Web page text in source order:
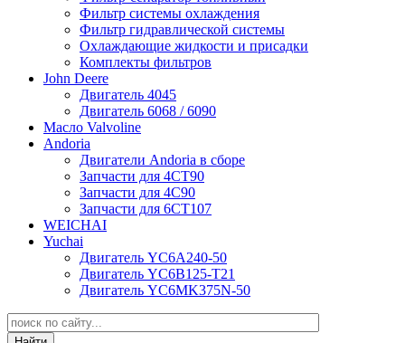
Фильтр системы охлаждения
Фильтр гидравлической системы
Охлаждающие жидкости и присадки
Комплекты фильтров
John Deere
Двигатель 4045
Двигатель 6068 / 6090
Масло Valvoline
Andoria
Двигатели Andoria в сборе
Запчасти для 4CT90
Запчасти для 4С90
Запчасти для 6CT107
WEICHAI
Yuchai
Двигатель YC6A240-50
Двигатель YC6B125-T21
Двигатель YC6MK375N-50